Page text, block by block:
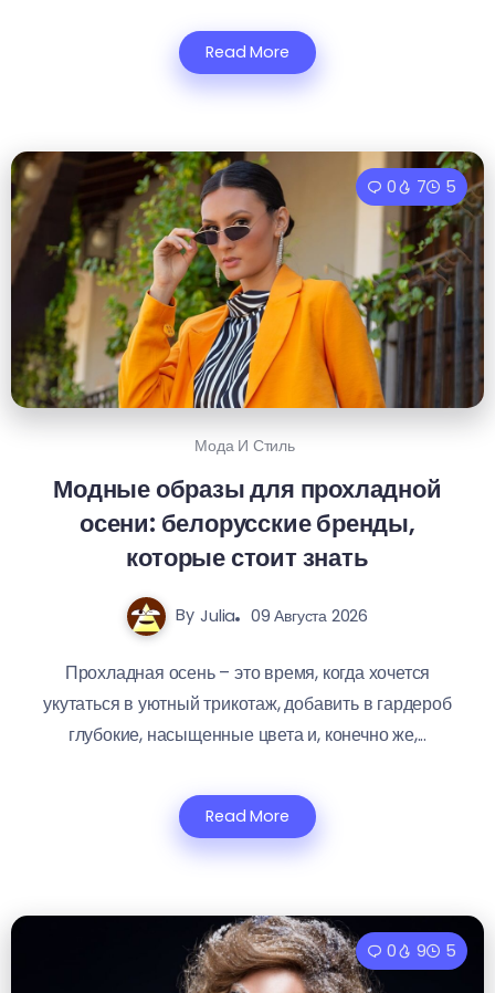
Read More
0 7 5
Мода И Стиль
Модные образы для прохладной
осени: белорусские бренды,
которые стоит знать
By Julia 09 Августа 2026
Прохладная осень – это время, когда хочется
укутаться в уютный трикотаж, добавить в гардероб
глубокие, насыщенные цвета и, конечно же,...
Read More
0 9 5